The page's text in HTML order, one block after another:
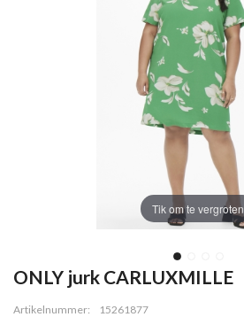
Tik om te vergroten
ONLY jurk CARLUXMILLE
Artikelnummer:
15261877